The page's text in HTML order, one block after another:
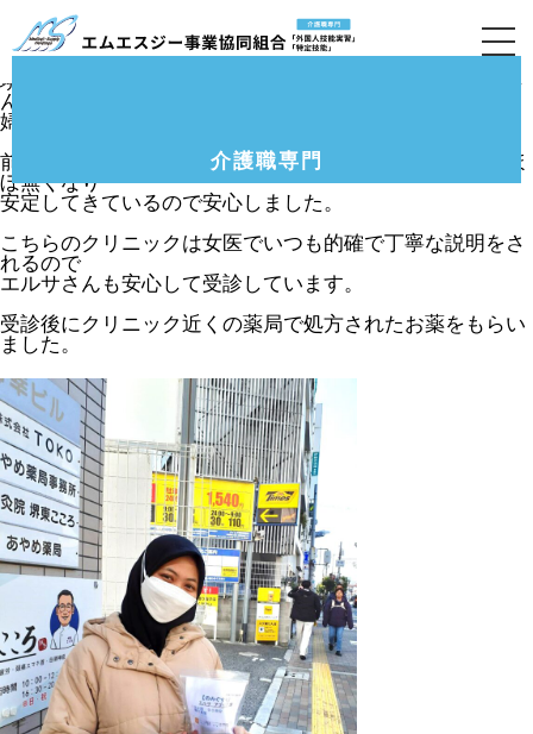
介護職専門
実習生のレディースクリニック受診に同行しまし
た。
堺市のグループホームで勤務している特定技能のエルサさ
んの
婦人科受診に同行しました。
前回の採血結果は問題なく、女性ホルモン剤の副作用もほ
ぼ無くなり
安定してきているので安心しました。
こちらのクリニックは女医でいつも的確で丁寧な説明をさ
れるので
エルサさんも安心して受診しています。
受診後にクリニック近くの薬局で処方されたお薬をもらい
ました。